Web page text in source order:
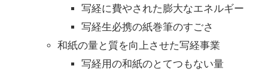
写経に費やされた膨大なエネルギー
写経生必携の紙巻筆のすごさ
和紙の量と質を向上させた写経事業
写経用の和紙のとてつもない量